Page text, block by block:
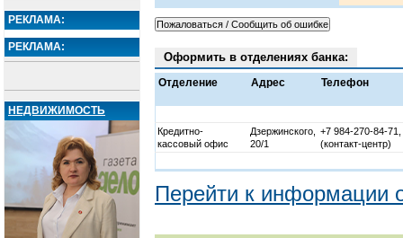
РЕКЛАМА:
РЕКЛАМА:
НЕДВИЖИМОСТЬ
Оформить в отделениях банка:
Отделение Адрес Телефон
Кредитно-
кассовый офис
Дзержинского,
20/1
+7 984-270-84-
(контакт-центр)
Перейти к информации